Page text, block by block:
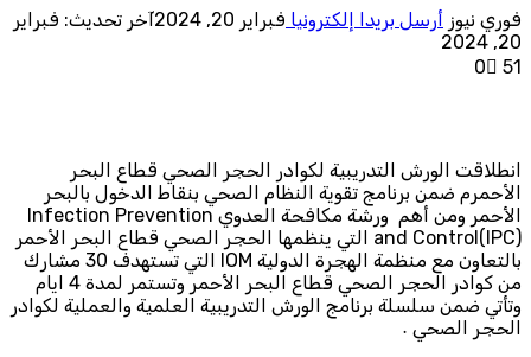
فوري نيوز أرسل بريدا إلكترونيا فبراير 20, 2024
آخر تحديث: فبراير
20, 2024
0
51
انطلاقت الورش التدريبية لكوادر الحجر الصحي قطاع البحر
الأحمرم ضمن برنامج تقوية النظام الصحي بنقاط الدخول بالبحر
الأحمر ومن أهم ورشة مكافحة العدوي Infection Prevention
and Control(IPC) التي ينظمها الحجر الصحي قطاع البحر الأحمر
بالتعاون مع منظمة الهجرة الدولية IOM التي تستهدف 30 مشارك
من كوادر الحجر الصحي قطاع البحر الأحمر وتستمر لمدة 4 ايام
وتأتي ضمن سلسلة برنامج الورش التدريبية العلمية والعملية لكوادر
الحجر الصحي ٠